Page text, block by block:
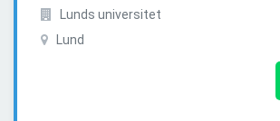
Lunds universitet
Lund